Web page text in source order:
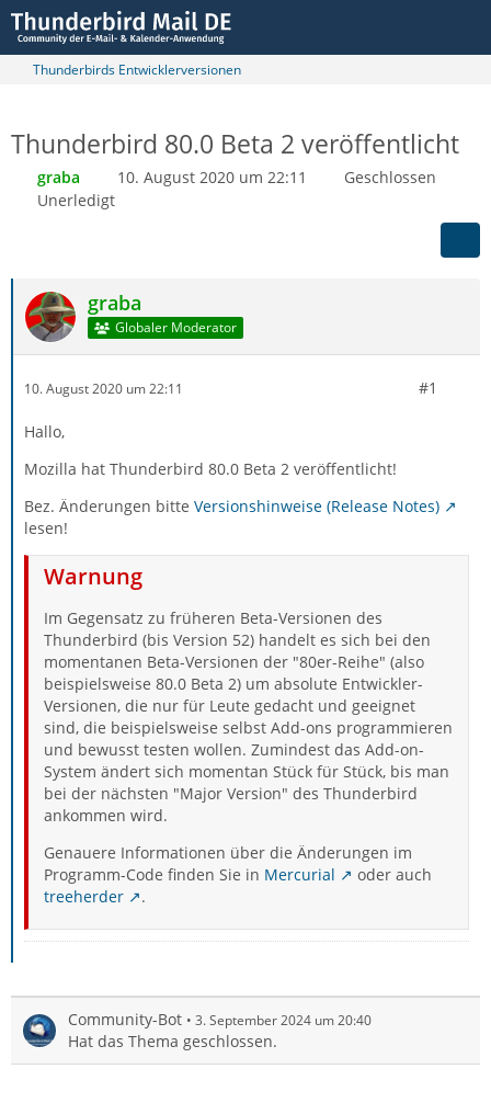
Thunderbirds Entwicklerversionen
Thunderbird 80.0 Beta 2 veröffentlicht
graba 10. August 2020 um 22:11
Geschlossen
Unerledigt
graba
Globaler Moderator
10. August 2020 um 22:11 #1
Hallo,
Mozilla hat Thunderbird 80.0 Beta 2 veröffentlicht!
Bez. Änderungen bitte Versionshinweise (Release Notes)
lesen!
Warnung
Im Gegensatz zu früheren Beta-Versionen des
Thunderbird (bis Version 52) handelt es sich bei den
momentanen Beta-Versionen der "80er-Reihe" (also
beispielsweise 80.0 Beta 2) um absolute Entwickler-
Versionen, die nur für Leute gedacht und geeignet
sind, die beispielsweise selbst Add-ons programmieren
und bewusst testen wollen. Zumindest das Add-on-
System ändert sich momentan Stück für Stück, bis man
bei der nächsten "Major Version" des Thunderbird
ankommen wird.
Genauere Informationen über die Änderungen im
Programm-Code finden Sie in Mercurial
oder auch
treeherder
.
Community-Bot 3. September 2024 um 20:40
Hat das Thema geschlossen.